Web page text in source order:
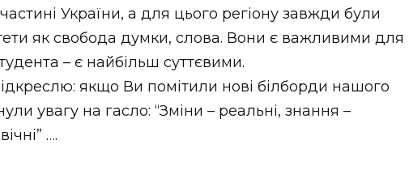
України, а для цього регіону завжди були
як свобода думки, слова. Вони є важливими для
– є найбільш суттєвими.
якщо Ви помітили нові білборди нашого
увагу на гасло: “Зміни – реальні, знання –
….